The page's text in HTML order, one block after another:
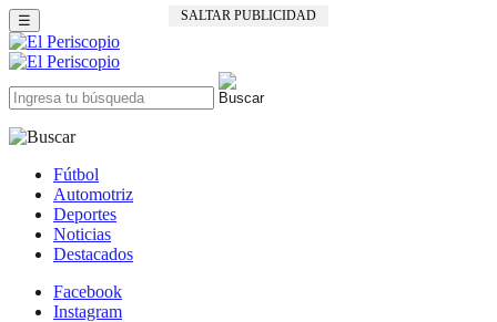
SALTAR PUBLICIDAD
☰
Fútbol
Automotriz
Deportes
Noticias
Destacados
Facebook
Instagram